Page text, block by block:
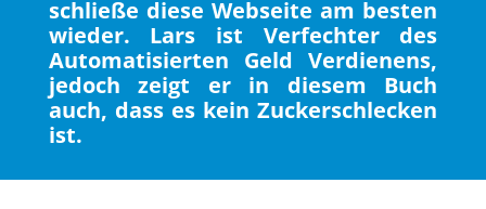
schließe diese Webseite am besten
wieder. Lars ist Verfechter des
Automatisierten Geld Verdienens,
jedoch zeigt er in diesem Buch
auch, dass es kein Zuckerschlecken
ist.